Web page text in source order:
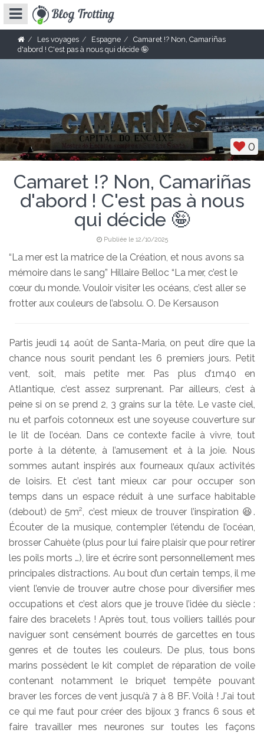
Les voyages Espagne
Camaret !? Non, Camariñas
d'abord ! C'est pas à nous qui décide 🤪
0
Camaret !? Non, Camariñas
d'abord ! C'est pas à nous
qui décide 🤪
Publiée le 12/10/2025
“La mer est la matrice de la Création, et nous avons sa
mémoire dans le sang” Hillaire Belloc “La mer, c’est le
cœur du monde. Vouloir visiter les océans, c’est aller se
frotter aux couleurs de l’absolu. O. De Kersauson
Partis jeudi 14 août de Santa-Maria, on peut dire que la
chance nous sourit pendant les 6 premiers jours. Petit
vent, soit, mais petite mer. Pas plus d’1m40 en
Atlantique, c’est assez surprenant. Par ailleurs, c’est à
peine si on se prend 2, 3 grains sur la tête. Le vaste ciel,
nu et parfois cotonneux est une soyeuse couverture sur
le lit de l’océan. Dans ce contexte facile à vivre, tout
porte à la détente, à l’amusement et à la joie. Nous
sommes autant inspirés aux fourneaux qu’aux activités
de loisirs. Et c’est tant mieux car pour occuper son
temps dans un espace réduit à une surface habitable
(debout) de 5m², c’est mieux de trouver l’inspiration 😆.
Écouter de la musique, contempler l’étendu de l’océan,
brosser Cahuète (plus pour lui faire plaisir que pour retirer
les poils morts …), lire et écrire sont personnellement mes
principales distractions. Au bout d’un certain temps, il me
vient l’envie de trouver autre chose pour diversifier mes
occupations et c’est alors que je trouve l’idée du siècle :
faire des bracelets ! Après tout, tous voiliers taillés pour
naviguer sont censément bourrés de garcettes en tous
genres et de toutes les couleurs. De plus, tous bons
marins possèdent le kit complet de réparation de voile
contenant notamment le briquet tempête pouvant
braver les forces de vent jusqu’à 7 à 8 BF. Voilà ! J'ai tout
ce qui me faut pour créer des bijoux 3 francs 6 sous et
faire travailler mes neurones sur toutes les façons